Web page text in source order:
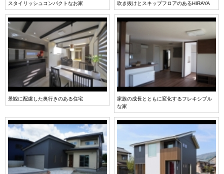
スタイリッシュコンパクトなお家 吹き抜けとスキップフロアのあるHIRAYA
景観に配慮した奥行きのある住宅
家族の成長とともに変化するフレキシブル
な家